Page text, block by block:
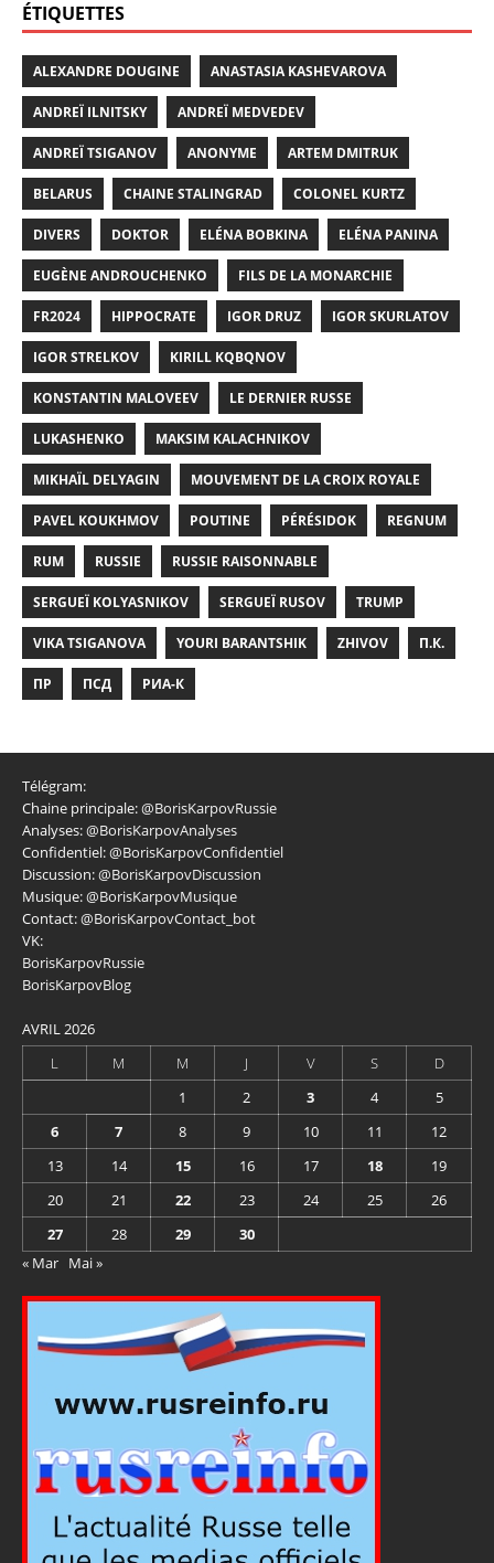
ÉTIQUETTES
ALEXANDRE DOUGINE ANASTASIA KASHEVAROVA
ANDREÏ ILNITSKY ANDREÏ MEDVEDEV
ANDREÏ TSIGANOV ANONYME ARTEM DMITRUK
BELARUS CHAINE STALINGRAD COLONEL KURTZ
DIVERS DOKTOR ELÉNA BOBKINA ELÉNA PANINA
EUGÈNE ANDROUCHENKO FILS DE LA MONARCHIE
FR2024 HIPPOCRATE IGOR DRUZ IGOR SKURLATOV
IGOR STRELKOV KIRILL KQBQNOV
KONSTANTIN MALOVEEV LE DERNIER RUSSE
LUKASHENKO MAKSIM KALACHNIKOV
MIKHAÏL DELYAGIN MOUVEMENT DE LA CROIX ROYALE
PAVEL KOUKHMOV POUTINE PÉRÉSIDOK REGNUM
RUM RUSSIE RUSSIE RAISONNABLE
SERGUEÏ KOLYASNIKOV SERGUEÏ RUSOV TRUMP
VIKA TSIGANOVA YOURI BARANTSHIK ZHIVOV П.К.
ПР ПСД РИА-К
Télégram:
Chaine principale:@BorisKarpovRussie
Analyses:@BorisKarpovAnalyses
Confidentiel:@BorisKarpovConfidentiel
Discussion:@BorisKarpovDiscussion
Musique:@BorisKarpovMusique
Contact:@BorisKarpovContact_bot
VK:
BorisKarpovRussie
BorisKarpovBlog
AVRIL 2026
L
M M J V S
D
1
2 3 4
5
6
7 8 9 10 11
12
13
14 15 16 17 18
19
20
21 22 23 24 25
26
27
28 29
30
« Mar Mai »